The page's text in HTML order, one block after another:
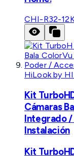
CHI-R32-
HiLook by
Kit
Cámaras
Integrado /
Instalación
Kit